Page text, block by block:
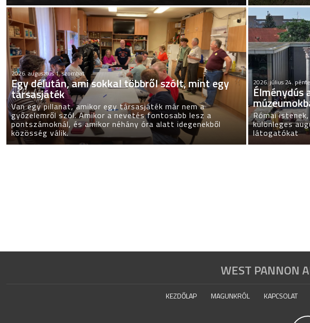
2026. augusztus 1. szombat
Egy délután, ami sokkal többről szólt, mint egy
társasjáték
Van egy pillanat, amikor egy társasjáték már nem a
győzelemről szól. Amikor a nevetés fontosabb lesz a
pontszámoknál, és amikor néhány óra alatt idegenekből
közösség válik.
2026. július 24.
Élménydús
Római
különleges
látogatókat
WEST PANNON
KEZDŐLAP MAGUNKRÓL KAPCSOLAT